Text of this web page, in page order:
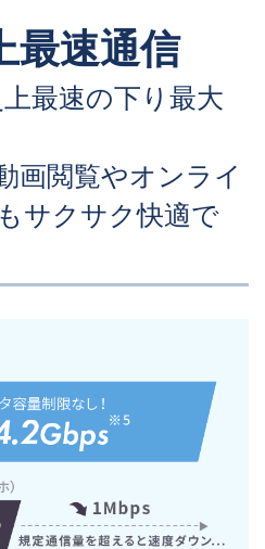
最速通信
最速の下り最大
画閲覧やオンライ
サクサク快適で